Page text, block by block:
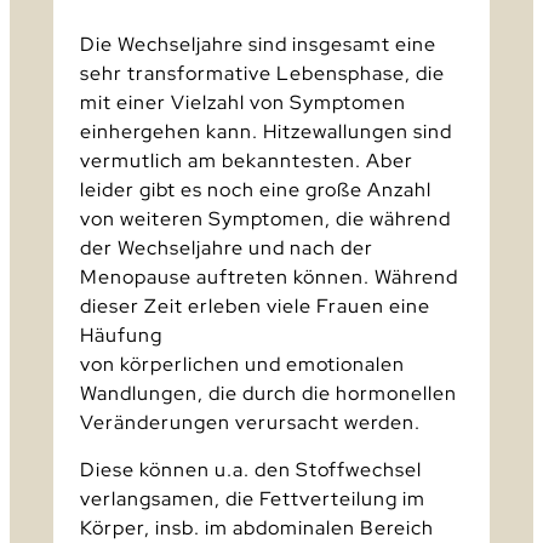
Die Wechseljahre sind insgesamt eine
sehr transformative Lebensphase, die
mit einer Vielzahl von Symptomen
einhergehen kann. Hitzewallungen sind
vermutlich am bekanntesten. Aber
leider gibt es noch eine große Anzahl
von weiteren Symptomen, die während
der Wechseljahre und nach der
Menopause auftreten können. Während
dieser Zeit erleben viele Frauen eine
Häufung
von körperlichen und emotionalen
Wandlungen, die durch die hormonellen
Veränderungen verursacht werden.
Diese können u.a. den Stoffwechsel
verlangsamen, die Fettverteilung im
Körper, insb. im abdominalen Bereich